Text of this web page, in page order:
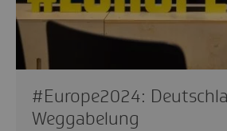
#Europe2024:
Weggabelung